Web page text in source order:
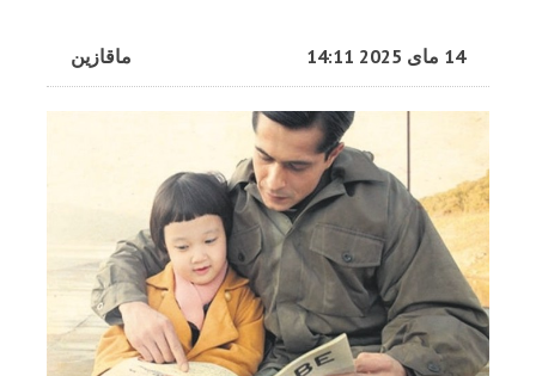
ماقازین 14 مای 2025 14:11